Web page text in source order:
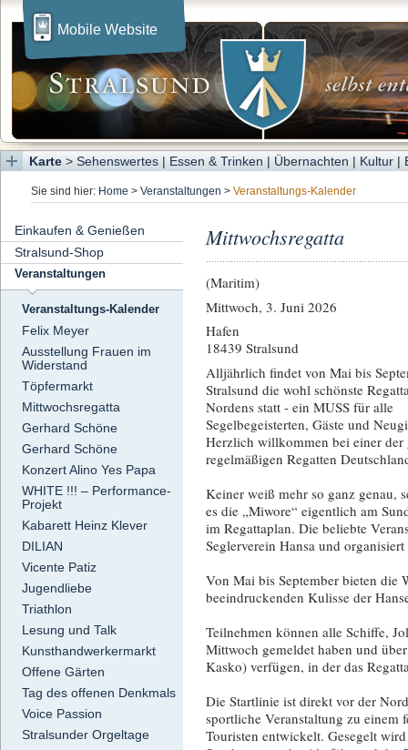
Mobile Website
Karte > Sehenswertes | Essen & Trinken | Übernachten | Kultur |
Sie sind hier: Home > Veranstaltungen > Veranstaltungs-Kalender
Einkaufen & Genießen
Stralsund-Shop
Veranstaltungen
Veranstaltungs-Kalender
Felix Meyer
Ausstellung Frauen im
Widerstand
Töpfermarkt
Mittwochsregatta
Gerhard Schöne
Gerhard Schöne
Konzert Alino Yes Papa
WHITE !!! – Performance-
Projekt
Kabarett Heinz Klever
DILIAN
Vicente Patiz
Jugendliebe
Triathlon
Lesung und Talk
Kunsthandwerkermarkt
Offene Gärten
Tag des offenen Denkmals
Voice Passion
Stralsunder Orgeltage
Mittwochsregatta
(Maritim)
Mittwoch, 3. Juni 2026
Hafen
18439 Stralsund
Alljährlich findet von Mai bis
Stralsund die wohl schönste
Nordens statt - ein MUSS für alle
Segelbegeisterten, Gäste und
Herzlich willkommen bei einer der
regelmäßigen Regatten
Keiner weiß mehr so ganz genau,
es die „Miwore“ eigentlich am
im Regattaplan. Die beliebte
Seglerverein Hansa und
Von Mai bis September bieten die
beeindruckenden Kulisse der
Teilnehmen können alle Schiffe,
Mittwoch gemeldet haben und
Kasko) verfügen, in der das
Die Startlinie ist direkt vor der
sportliche Veranstaltung zu einem
Touristen entwickelt. Gesegelt